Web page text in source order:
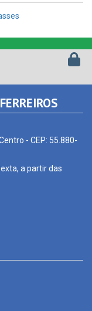
a partir das